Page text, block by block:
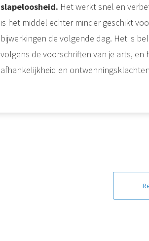
slapeloosheid. Het werkt snel en
is het middel echter minder geschikt
bijwerkingen de volgende dag. Het is
volgens de voorschriften van je arts,
afhankelijkheid en